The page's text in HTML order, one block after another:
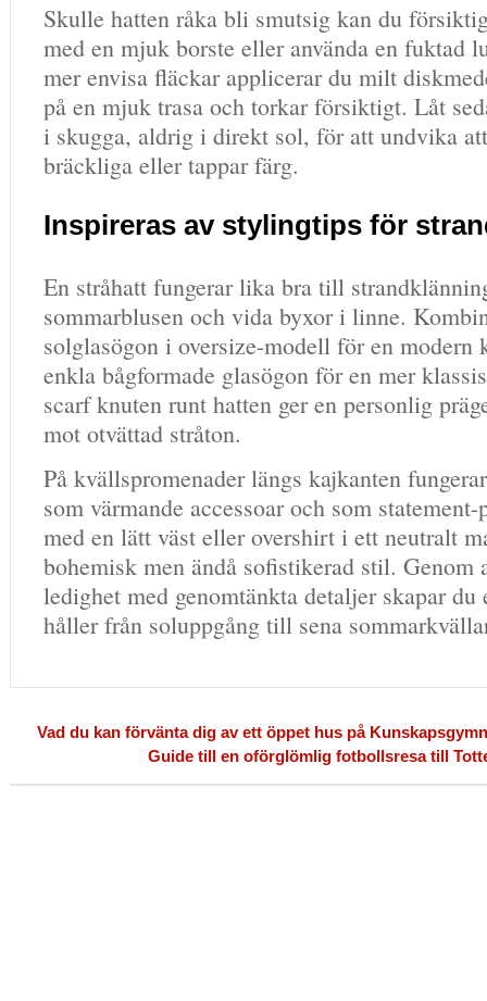
Skulle hatten råka bli smutsig kan du
med en mjuk borste eller använda en fuktad
mer envisa fläckar applicerar du milt
på en mjuk trasa och torkar försiktigt. Låt
i skugga, aldrig i direkt sol, för att undvika
bräckliga eller tappar färg.
Inspireras av stylingtips för
En stråhatt fungerar lika bra till
sommarblusen och vida byxor i linne.
solglasögon i oversize-modell för en modern
enkla bågformade glasögon för en mer
scarf knuten runt hatten ger en personlig
mot otvättad stråton.
På kvällspromenader längs kajkanten
som värmande accessoar och som
med en lätt väst eller overshirt i ett neutralt
bohemisk men ändå sofistikerad stil. Genom
ledighet med genomtänkta detaljer skapar du
håller från soluppgång till sena
Vad du kan förvänta dig av ett öppet hus på
Guide till en oförglömlig fotbollsresa till